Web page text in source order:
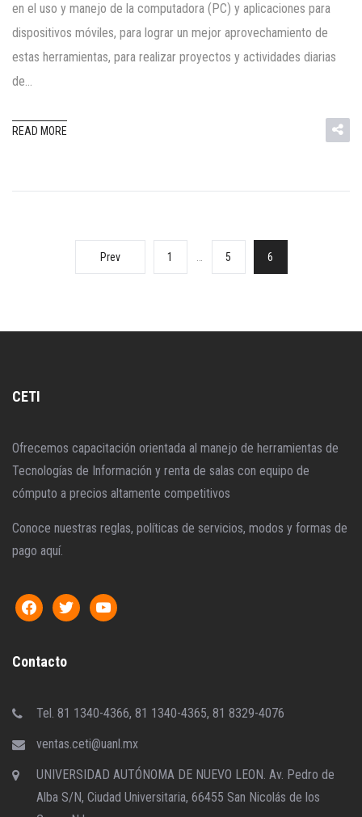
en el uso y manejo de la computadora (PC) y aplicaciones para
dispositivos móviles, para lograr un mejor aprovechamiento de
estas herramientas, para realizar proyectos y actividades diarias
de…
READ MORE
Prev 1 5 6
CETI
Ofrecemos capacitación orientada al manejo de herramientas de
Tecnologías de Información y renta de salas con equipo de
cómputo a precios altamente competitivos
Conoce nuestras reglas, políticas de servicios, modos y formas de
pago aquí.
Contacto
Tel. 81 1340-4366, 81 1340-4365, 81 8329-4076
ventas.ceti@uanl.mx
UNIVERSIDAD AUTÓNOMA DE NUEVO LEON. Av. Pedro de
Alba S/N, Ciudad Universitaria, 66455 San Nicolás de los